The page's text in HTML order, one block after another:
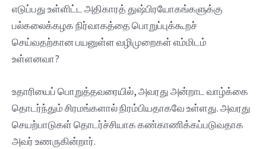
எடுப்பது உள்ளிட்ட அதிகாரத் துஷ்பிரயோகங்களுக்கு
பல்கலைக்கழக நிர்வாகத்தை பொறுப்புக்கூறச்
செய்வதற்கான பயனுள்ள வழிமுறைகள் எம்மிடம்
உள்ளனவா?
உதாரியைப் பொறுத்தவரையில், அவரது அன்றாட வாழ்க்கை
தொடர்ந்தும் சிரமங்களால் நிரம்பியதாகவே உள்ளது. அவரது
செயற்பாடுகள் தொடர்ச்சியாக கண்காணிக்கப்படுவதாக
அவர் உணருகின்றார்.